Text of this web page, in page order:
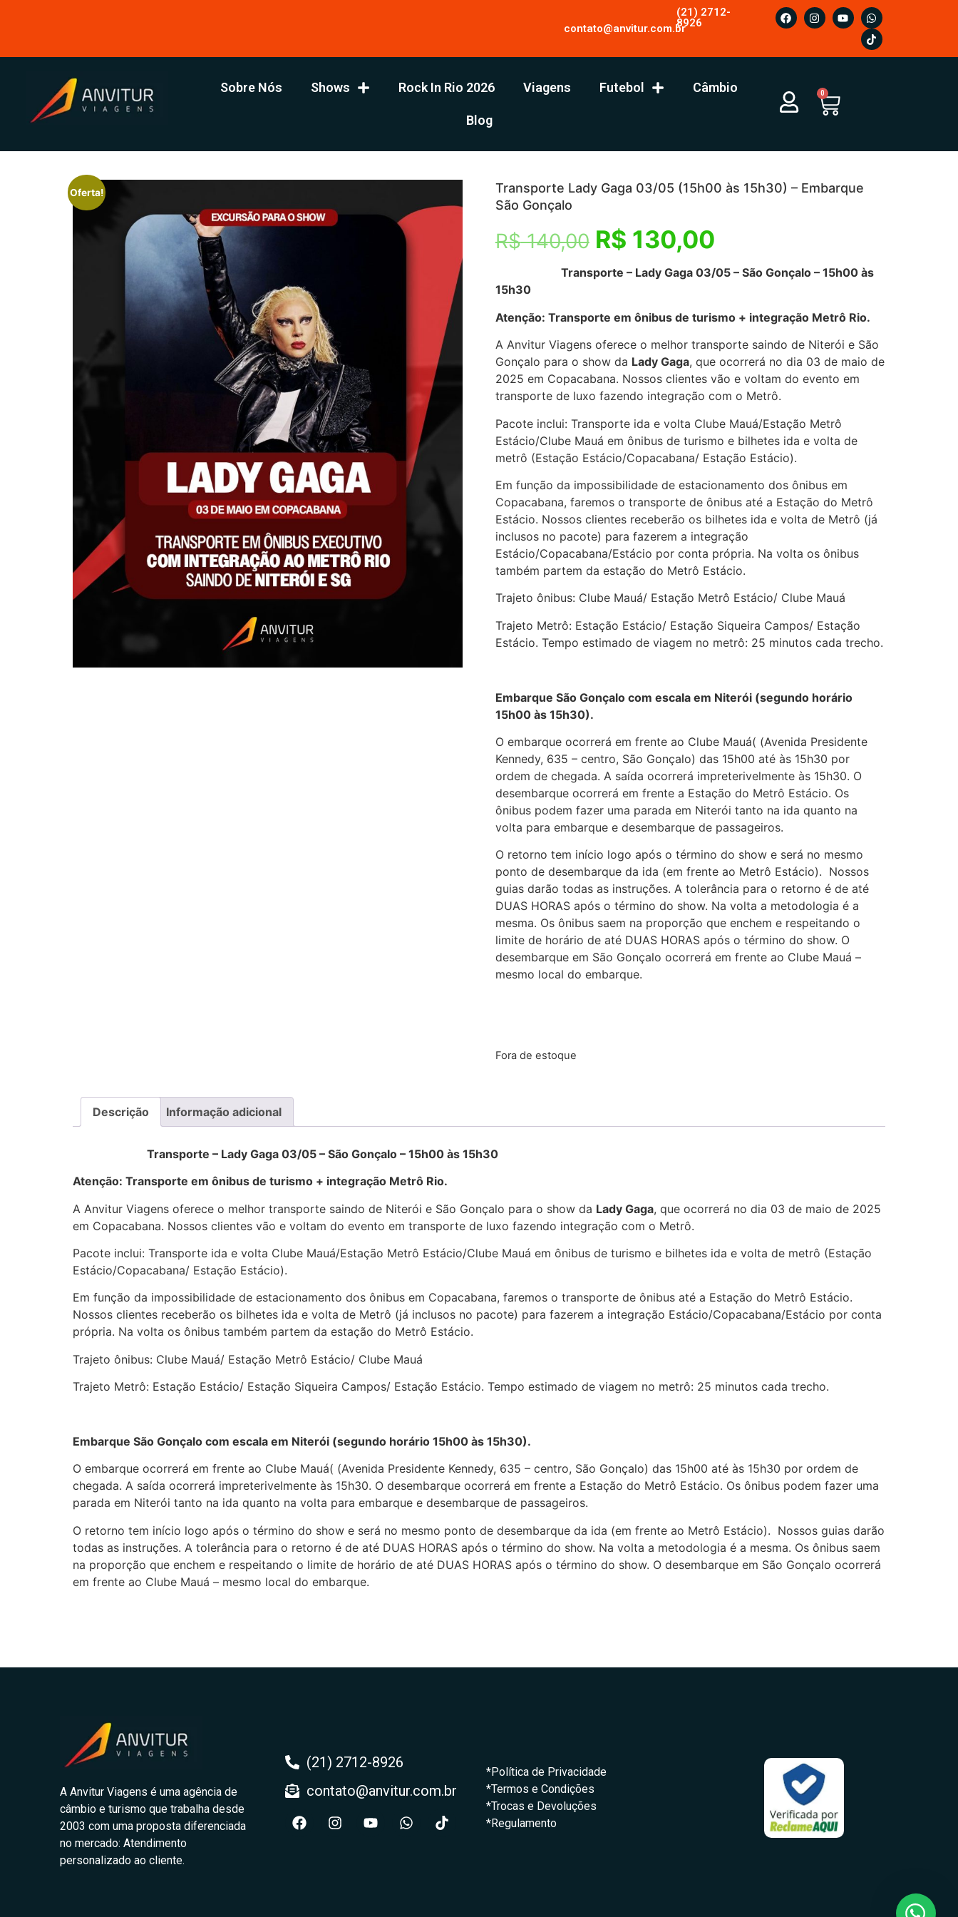
contato@anvitur.com.br
(21) 2712-
8926
Sobre Nós Shows Rock In Rio 2026 Viagens Futebol Câmbio
Blog
0
Oferta!
Transporte Lady Gaga 03/05 (15h00 às 15h30) – Embarque
São Gonçalo
R$140,00 R$ 130,00
Transporte – Lady Gaga 03/05 – São Gonçalo – 15h00 às
15h30
Atenção: Transporte em ônibus de turismo + integração Metrô Rio.
A Anvitur Viagens oferece o melhor transporte saindo de Niterói e São
Gonçalo para o show da Lady Gaga, que ocorrerá no dia 03 de maio de
2025 em Copacabana. Nossos clientes vão e voltam do evento em
transporte de luxo fazendo integração com o Metrô.
Pacote inclui: Transporte ida e volta Clube Mauá/Estação Metrô
Estácio/Clube Mauá em ônibus de turismo e bilhetes ida e volta de
metrô (Estação Estácio/Copacabana/ Estação Estácio).
Em função da impossibilidade de estacionamento dos ônibus em
Copacabana, faremos o transporte de ônibus até a Estação do Metrô
Estácio. Nossos clientes receberão os bilhetes ida e volta de Metrô (já
inclusos no pacote) para fazerem a integração
Estácio/Copacabana/Estácio por conta própria. Na volta os ônibus
também partem da estação do Metrô Estácio.
Trajeto ônibus: Clube Mauá/ Estação Metrô Estácio/ Clube Mauá
Trajeto Metrô: Estação Estácio/ Estação Siqueira Campos/ Estação
Estácio. Tempo estimado de viagem no metrô: 25 minutos cada trecho.
Embarque São Gonçalo com escala em Niterói (segundo horário
15h00 às 15h30).
O embarque ocorrerá em frente ao Clube Mauá( (Avenida Presidente
Kennedy, 635 – centro, São Gonçalo) das 15h00 até às 15h30 por
ordem de chegada. A saída ocorrerá impreterivelmente às 15h30. O
desembarque ocorrerá em frente a Estação do Metrô Estácio. Os
ônibus podem fazer uma parada em Niterói tanto na ida quanto na
volta para embarque e desembarque de passageiros.
O retorno tem início logo após o término do show e será no mesmo
ponto de desembarque da ida (em frente ao Metrô Estácio). Nossos
guias darão todas as instruções. A tolerância para o retorno é de até
DUAS HORAS após o término do show. Na volta a metodologia é a
mesma. Os ônibus saem na proporção que enchem e respeitando o
limite de horário de até DUAS HORAS após o término do show. O
desembarque em São Gonçalo ocorrerá em frente ao Clube Mauá –
mesmo local do embarque.
Fora de estoque
Descrição Informação adicional
Transporte – Lady Gaga 03/05 – São Gonçalo – 15h00 às 15h30
Atenção: Transporte em ônibus de turismo + integração Metrô Rio.
A Anvitur Viagens oferece o melhor transporte saindo de Niterói e São Gonçalo para o show da Lady Gaga, que ocorrerá no dia 03 de maio de 2025
em Copacabana. Nossos clientes vão e voltam do evento em transporte de luxo fazendo integração com o Metrô.
Pacote inclui: Transporte ida e volta Clube Mauá/Estação Metrô Estácio/Clube Mauá em ônibus de turismo e bilhetes ida e volta de metrô (Estação
Estácio/Copacabana/ Estação Estácio).
Em função da impossibilidade de estacionamento dos ônibus em Copacabana, faremos o transporte de ônibus até a Estação do Metrô Estácio.
Nossos clientes receberão os bilhetes ida e volta de Metrô (já inclusos no pacote) para fazerem a integração Estácio/Copacabana/Estácio por conta
própria. Na volta os ônibus também partem da estação do Metrô Estácio.
Trajeto ônibus: Clube Mauá/ Estação Metrô Estácio/ Clube Mauá
Trajeto Metrô: Estação Estácio/ Estação Siqueira Campos/ Estação Estácio. Tempo estimado de viagem no metrô: 25 minutos cada trecho.
Embarque São Gonçalo com escala em Niterói (segundo horário 15h00 às 15h30).
O embarque ocorrerá em frente ao Clube Mauá( (Avenida Presidente Kennedy, 635 – centro, São Gonçalo) das 15h00 até às 15h30 por ordem de
chegada. A saída ocorrerá impreterivelmente às 15h30. O desembarque ocorrerá em frente a Estação do Metrô Estácio. Os ônibus podem fazer uma
parada em Niterói tanto na ida quanto na volta para embarque e desembarque de passageiros.
O retorno tem início logo após o término do show e será no mesmo ponto de desembarque da ida (em frente ao Metrô Estácio). Nossos guias darão
todas as instruções. A tolerância para o retorno é de até DUAS HORAS após o término do show. Na volta a metodologia é a mesma. Os ônibus saem
na proporção que enchem e respeitando o limite de horário de até DUAS HORAS após o término do show. O desembarque em São Gonçalo ocorrerá
em frente ao Clube Mauá – mesmo local do embarque.
A Anvitur Viagens é uma agência de
câmbio e turismo que trabalha desde
2003 com uma proposta diferenciada
no mercado: Atendimento
personalizado ao cliente.
(21) 2712-8926
contato@anvitur.com.br
*Política de Privacidade
*Termos e Condições
*Trocas e Devoluções
*Regulamento